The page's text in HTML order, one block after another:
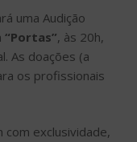
uma Audição
“Portas”, às 20h,
As doações (a
os profissionais
com exclusividade,